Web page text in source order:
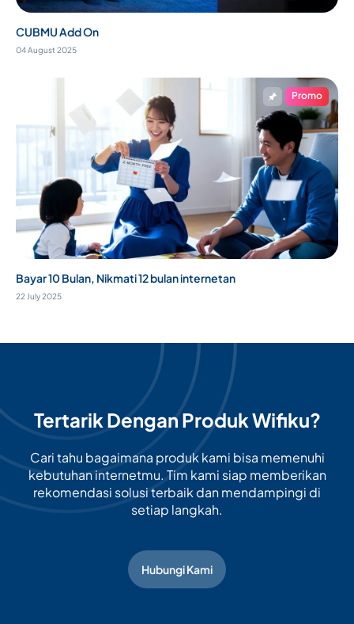
CUBMU Add On
04 August 2025
Promo
Bayar 10 Bulan, Nikmati 12 bulan internetan
22 July 2025
Tertarik Dengan Produk Wifiku?
Cari tahu bagaimana produk kami bisa memenuhi
kebutuhan internetmu. Tim kami siap memberikan
rekomendasi solusi terbaik dan mendampingi di
setiap langkah.
Hubungi Kami